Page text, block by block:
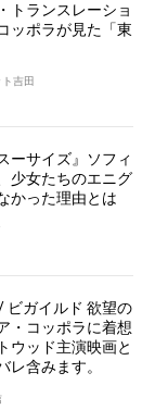
トランスレーショ
ッポラが見た「東
吉田
ーサイズ』ソフィ
少女たちのエニグ
かった理由とは
ビガイルド 欲望の
・コッポラに着想
ウッド主演映画と
含みます。